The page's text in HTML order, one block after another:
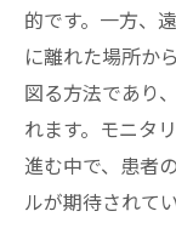
患者の
医療従
患者と
化
緊急
地域医
的です。一方、
に離れた場所か
図る方法であり
れます。モニタ
進む中で、患者
ルが期待されてい